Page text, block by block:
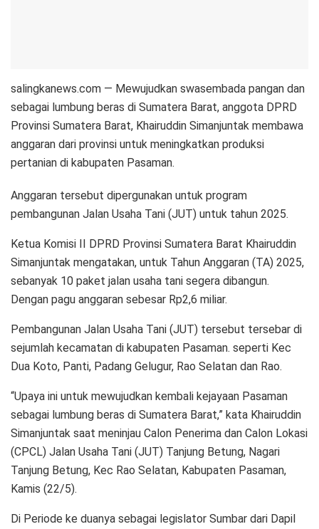
salingkanews.com — Mewujudkan swasembada pangan dan
sebagai lumbung beras di Sumatera Barat, anggota DPRD
Provinsi Sumatera Barat, Khairuddin Simanjuntak membawa
anggaran dari provinsi untuk meningkatkan produksi
pertanian di kabupaten Pasaman.
Anggaran tersebut dipergunakan untuk program
pembangunan Jalan Usaha Tani (JUT) untuk tahun 2025.
Ketua Komisi II DPRD Provinsi Sumatera Barat Khairuddin
Simanjuntak mengatakan, untuk Tahun Anggaran (TA) 2025,
sebanyak 10 paket jalan usaha tani segera dibangun.
Dengan pagu anggaran sebesar Rp2,6 miliar.
Pembangunan Jalan Usaha Tani (JUT) tersebut tersebar di
sejumlah kecamatan di kabupaten Pasaman. seperti Kec
Dua Koto, Panti, Padang Gelugur, Rao Selatan dan Rao.
“Upaya ini untuk mewujudkan kembali kejayaan Pasaman
sebagai lumbung beras di Sumatera Barat,” kata Khairuddin
Simanjuntak saat meninjau Calon Penerima dan Calon Lokasi
(CPCL) Jalan Usaha Tani (JUT) Tanjung Betung, Nagari
Tanjung Betung, Kec Rao Selatan, Kabupaten Pasaman,
Kamis (22/5).
Di Periode ke duanya sebagai legislator Sumbar dari Dapil